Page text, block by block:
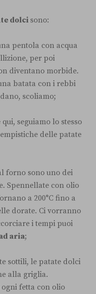
dolci sono:
pentola con acqua
per poi
diventano morbide.
batata con i rebbi
scoliamo;
qui, seguiamo lo stesso
delle patate
forno sono uno dei
Spennellate con olio
a 200°C fino a
dorate. Ci vorranno
i tempi puoi
aria;
sottili, le patate dolci
alla griglia.
fetta con olio